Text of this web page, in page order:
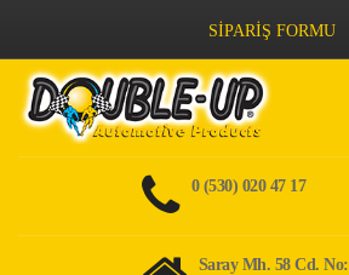
SİPARİŞ FORMU
0 (530) 020 47 17
Saray Mh. 58 Cd.